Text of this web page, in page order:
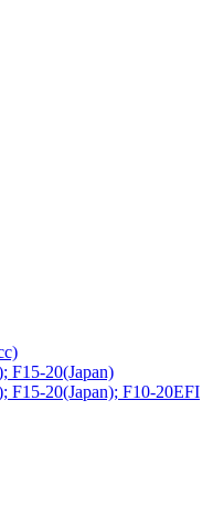
F15-20(Japan)
F15-20(Japan); F10-20EFI